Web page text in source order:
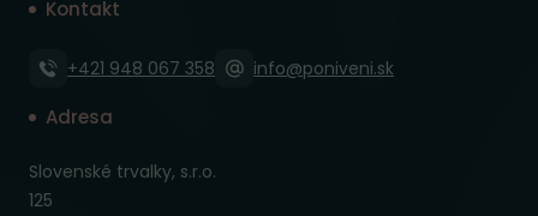
Kontakt
+421 948 067 358 info@poniveni.sk
Adresa
Slovenské trvalky, s.r.o.
125